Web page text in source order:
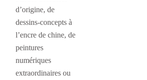
d’origine, de
dessins-concepts à
l’encre de chine, de
peintures
numériques
extraordinaires ou